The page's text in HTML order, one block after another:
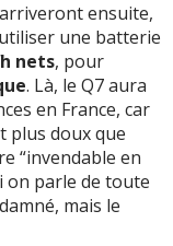
ensuite,
une batterie
nets, pour
. Là, le Q7 aura
en France, car
plus doux que
“invendable en
on parle de toute
mais le